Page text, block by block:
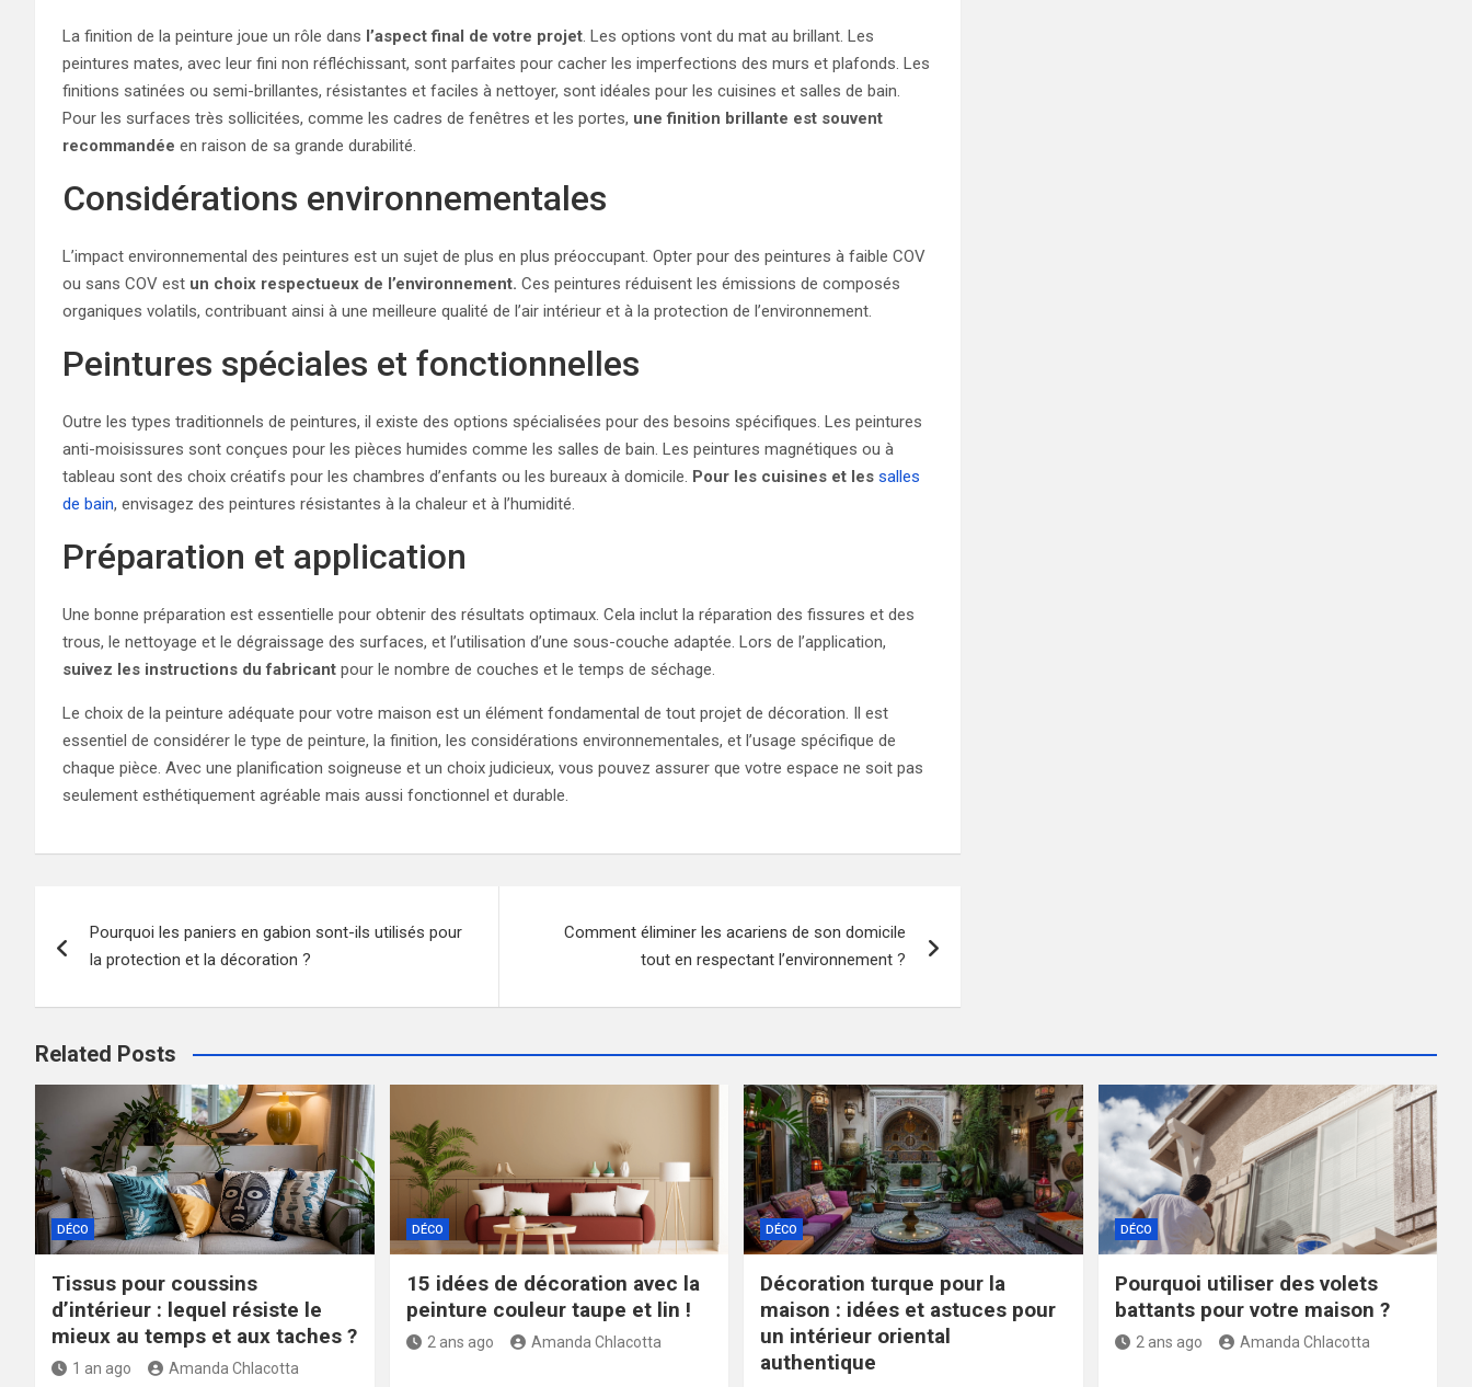
La finition de la peinture joue un rôle dans l’aspect final de votre projet. Les options vont du mat au brillant. Les
peintures mates, avec leur fini non réfléchissant, sont parfaites pour cacher les imperfections des murs et plafonds. Les
finitions satinées ou semi-brillantes, résistantes et faciles à nettoyer, sont idéales pour les cuisines et salles de bain.
Pour les surfaces très sollicitées, comme les cadres de fenêtres et les portes, une finition brillante est souvent
recommandée en raison de sa grande durabilité.
Considérations environnementales
L’impact environnemental des peintures est un sujet de plus en plus préoccupant. Opter pour des peintures à faible COV
ou sans COV est un choix respectueux de l’environnement. Ces peintures réduisent les émissions de composés
organiques volatils, contribuant ainsi à une meilleure qualité de l’air intérieur et à la protection de l’environnement.
Peintures spéciales et fonctionnelles
Outre les types traditionnels de peintures, il existe des options spécialisées pour des besoins spécifiques. Les peintures
anti-moisissures sont conçues pour les pièces humides comme les salles de bain. Les peintures magnétiques ou à
tableau sont des choix créatifs pour les chambres d’enfants ou les bureaux à domicile. Pour les cuisines et les salles
de bain, envisagez des peintures résistantes à la chaleur et à l’humidité.
Préparation et application
Une bonne préparation est essentielle pour obtenir des résultats optimaux. Cela inclut la réparation des fissures et des
trous, le nettoyage et le dégraissage des surfaces, et l’utilisation d’une sous-couche adaptée. Lors de l’application,
suivez les instructions du fabricant pour le nombre de couches et le temps de séchage.
Le choix de la peinture adéquate pour votre maison est un élément fondamental de tout projet de décoration. Il est
essentiel de considérer le type de peinture, la finition, les considérations environnementales, et l’usage spécifique de
chaque pièce. Avec une planification soigneuse et un choix judicieux, vous pouvez assurer que votre espace ne soit pas
seulement esthétiquement agréable mais aussi fonctionnel et durable.
de
l’article
Pourquoi les paniers en gabion sont-ils utilisés pour
la protection et la décoration ?
Comment éliminer les acariens de son domicile
tout en respectant l’environnement ?
Related Posts
DÉCO
Tissus pour coussins
d’intérieur : lequel résiste le
mieux au temps et aux taches ?
1 an ago Amanda Chlacotta
DÉCO
15 idées de décoration avec la
peinture couleur taupe et lin !
2 ans ago Amanda Chlacotta
DÉCO
Décoration turque pour la
maison : idées et astuces pour
un intérieur oriental
authentique
DÉCO
Pourquoi utiliser des volets
battants pour votre maison ?
2 ans ago Amanda Chlacotta